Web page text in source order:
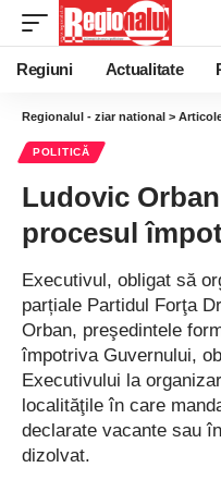
Regiuni Actualitate
Regionalul - ziar national >
POLITICĂ
Ludovic
procesul
Executivul, obligat să
parțiale Partidul Forţa
Orban, preşedintele
împotriva Guvernului,
Executivului la
localităţile în care
declarate vacante sau
dizolvat.